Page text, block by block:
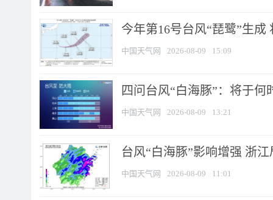
今年第16号台风“琵鹭”生
中国天气网 2026-08-09 15:09
四问台风“白海豚”：将于
中国天气网 2026-08-09 13:21
台风“白海豚”影响增强 浙
中国天气网 2026-08-09 11:01